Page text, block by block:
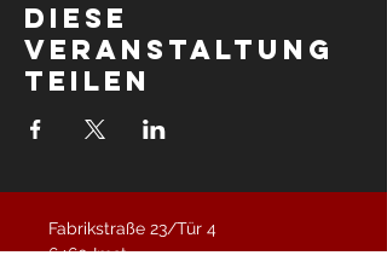
Diese
Veranstaltung
teilen
Fabrikstraße 23/Tür 4
6460 Imst